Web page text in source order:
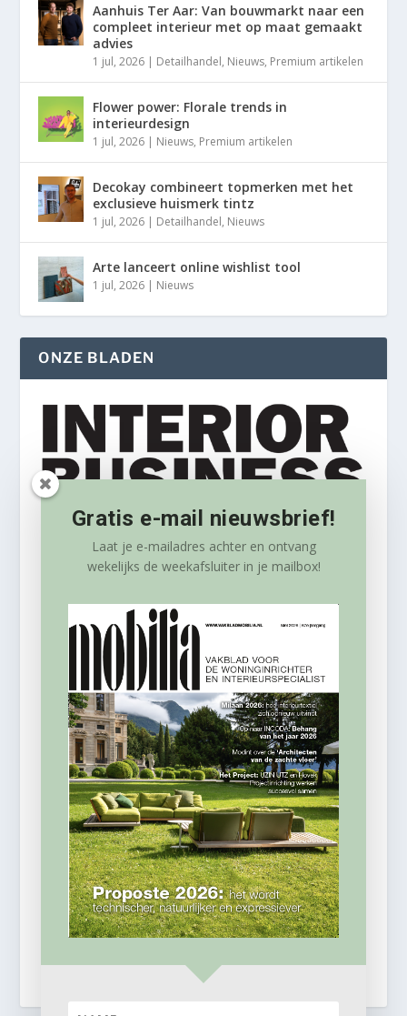
Aanhuis Ter Aar: Van bouwmarkt naar een
compleet interieur met op maat gemaakt
advies
1 jul, 2026 | Detailhandel, Nieuws, Premium artikelen
Flower power: Florale trends in
interieurdesign
1 jul, 2026 | Nieuws, Premium artikelen
Decokay combineert topmerken met het
exclusieve huismerk tintz
1 jul, 2026 | Detailhandel, Nieuws
Arte lanceert online wishlist tool
1 jul, 2026 | Nieuws
ONZE BLADEN
Gratis e-mail nieuwsbrief!
Laat je e-mailadres achter en ontvang
wekelijks de weekafsluiter in je mailbox!